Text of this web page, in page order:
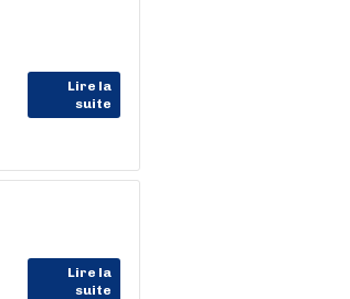
Lire la
suite
Lire la
suite